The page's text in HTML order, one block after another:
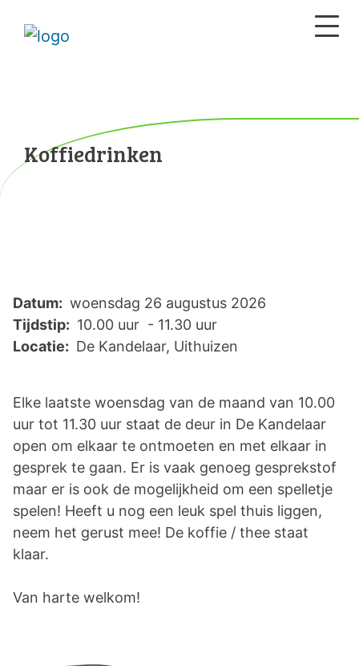
Koffiedrinken
Datum: woensdag 26 augustus 2026
Tijdstip: 10.00 uur - 11.30 uur
Locatie: De Kandelaar, Uithuizen
Elke laatste woensdag van de maand van 10.00
uur tot 11.30 uur staat de deur in De Kandelaar
open om elkaar te ontmoeten en met elkaar in
gesprek te gaan. Er is vaak genoeg gesprekstof
maar er is ook de mogelijkheid om een spelletje
spelen! Heeft u nog een leuk spel thuis liggen,
neem het gerust mee! De koffie / thee staat
klaar.
Van harte welkom!